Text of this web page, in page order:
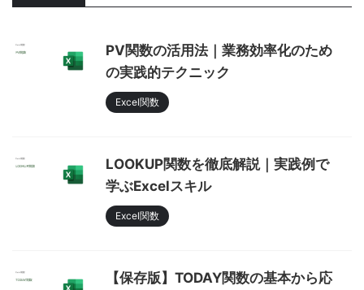
PV関数の活用法｜業務効率化のため
の実践的テクニック
Excel関数
LOOKUP関数を徹底解説｜実践例で
学ぶExcelスキル
Excel関数
【保存版】TODAY関数の基本から応